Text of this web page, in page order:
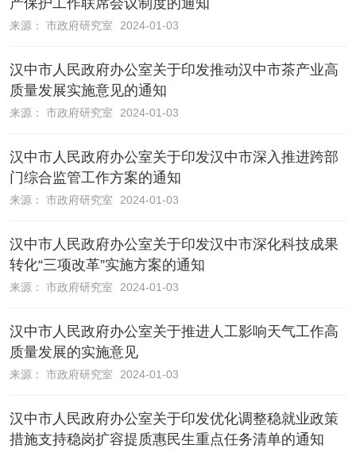
产保护工作联席会议制度的通知
来源： 市政府研究室 2024-01-03
汉中市人民政府办公室关于印发推动汉中市茶产业高
质量发展实施意见的通知
来源： 市政府研究室 2024-01-03
汉中市人民政府办公室关于印发汉中市深入推进跨部
门综合监管工作方案的通知
来源： 市政府研究室 2024-01-03
汉中市人民政府办公室关于印发汉中市深化科技成果
转化“三项改革”实施方案的通知
来源： 市政府研究室 2024-01-03
汉中市人民政府办公室关于推进人工影响天气工作高
质量发展的实施意见
来源： 市政府研究室 2024-01-03
汉中市人民政府办公室关于印发优化调整稳就业政策
措施支持稳岗扩容提质惠民生重点任务清单的通知